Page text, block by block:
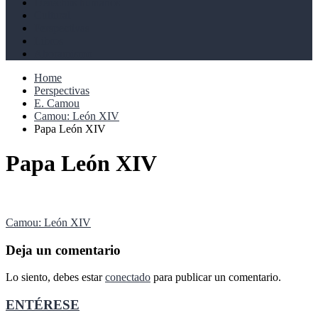
Home
Perspectivas
E. Camou
Camou: León XIV
Papa León XIV
Papa León XIV
Navegación
de
entradas
Camou: León XIV
Deja un comentario
Lo siento, debes estarconectado para publicar un comentario.
ENTÉRESE